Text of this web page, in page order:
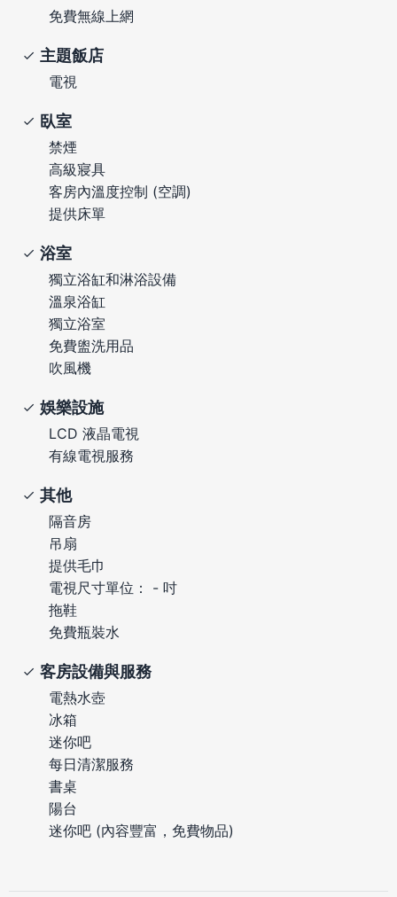
免費無線上網
主題飯店
電視
臥室
禁煙
高級寢具
客房內溫度控制 (空調)
提供床單
浴室
獨立浴缸和淋浴設備
溫泉浴缸
獨立浴室
免費盥洗用品
吹風機
娛樂設施
LCD 液晶電視
有線電視服務
其他
隔音房
吊扇
提供毛巾
電視尺寸單位： - 吋
拖鞋
免費瓶裝水
客房設備與服務
電熱水壺
冰箱
迷你吧
每日清潔服務
書桌
陽台
迷你吧 (內容豐富，免費物品)